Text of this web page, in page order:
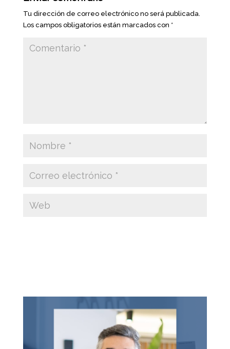
Tu dirección de correo electrónico no será publicada.
Los campos obligatorios están marcados con *